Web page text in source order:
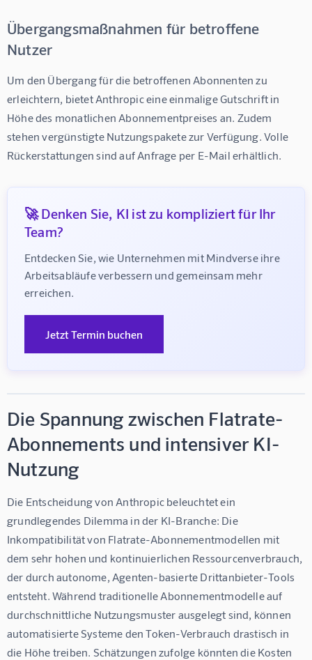
Übergangsmaßnahmen für betroffene
Nutzer
Um den Übergang für die betroffenen Abonnenten zu
erleichtern, bietet Anthropic eine einmalige Gutschrift in
Höhe des monatlichen Abonnementpreises an. Zudem
stehen vergünstigte Nutzungspakete zur Verfügung. Volle
Rückerstattungen sind auf Anfrage per E-Mail erhältlich.
🚀 Denken Sie, KI ist zu kompliziert für Ihr
Team?
Entdecken Sie, wie Unternehmen mit Mindverse ihre
Arbeitsabläufe verbessern und gemeinsam mehr
erreichen.
Jetzt Termin buchen
Die Spannung zwischen Flatrate-
Abonnements und intensiver KI-
Nutzung
Die Entscheidung von Anthropic beleuchtet ein
grundlegendes Dilemma in der KI-Branche: Die
Inkompatibilität von Flatrate-Abonnementmodellen mit
dem sehr hohen und kontinuierlichen Ressourcenverbrauch,
der durch autonome, Agenten-basierte Drittanbieter-Tools
entsteht. Während traditionelle Abonnementmodelle auf
durchschnittliche Nutzungsmuster ausgelegt sind, können
automatisierte Systeme den Token-Verbrauch drastisch in
die Höhe treiben. Schätzungen zufolge könnten die Kosten